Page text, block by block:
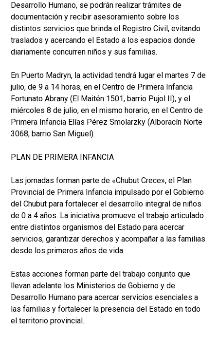
Desarrollo Humano, se podrán realizar trámites de
documentación y recibir asesoramiento sobre los
distintos servicios que brinda el Registro Civil, evitando
traslados y acercando el Estado a los espacios donde
diariamente concurren niños y sus familias.
En Puerto Madryn, la actividad tendrá lugar el martes 7 de
julio, de 9 a 14 horas, en el Centro de Primera Infancia
Fortunato Abrany (El Maitén 1501, barrio Pujol II), y el
miércoles 8 de julio, en el mismo horario, en el Centro de
Primera Infancia Elías Pérez Smolarzky (Alboracín Norte
3068, barrio San Miguel).
PLAN DE PRIMERA INFANCIA
Las jornadas forman parte de «Chubut Crece», el Plan
Provincial de Primera Infancia impulsado por el Gobierno
del Chubut para fortalecer el desarrollo integral de niños
de 0 a 4 años. La iniciativa promueve el trabajo articulado
entre distintos organismos del Estado para acercar
servicios, garantizar derechos y acompañar a las familias
desde los primeros años de vida.
Estas acciones forman parte del trabajo conjunto que
llevan adelante los Ministerios de Gobierno y de
Desarrollo Humano para acercar servicios esenciales a
las familias y fortalecer la presencia del Estado en todo
el territorio provincial.